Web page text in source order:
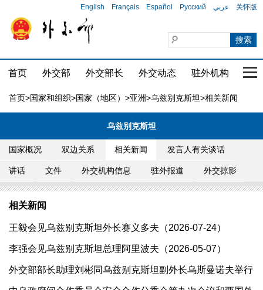
English Français Español Русский عربي 关怀版
首页 外交部 外交部长 外交动态 驻外机构 国
首页>国家和组织>国家（地区） >亚洲>乌兹别克斯坦>相关新闻
乌兹别克斯坦
国家概况 双边关系 相关新闻 发言人有关谈话
讲话 文件 外交机构信息 驻外报道 外交掠影
相关新闻
王毅会见乌兹别克斯坦外长赛义多夫（2026-07-24）
李强会见乌兹别克斯坦总理阿里波夫（2026-05-07）
外交部部长助理刘彬同乌兹别克斯坦副外长乌斯曼诺夫举行